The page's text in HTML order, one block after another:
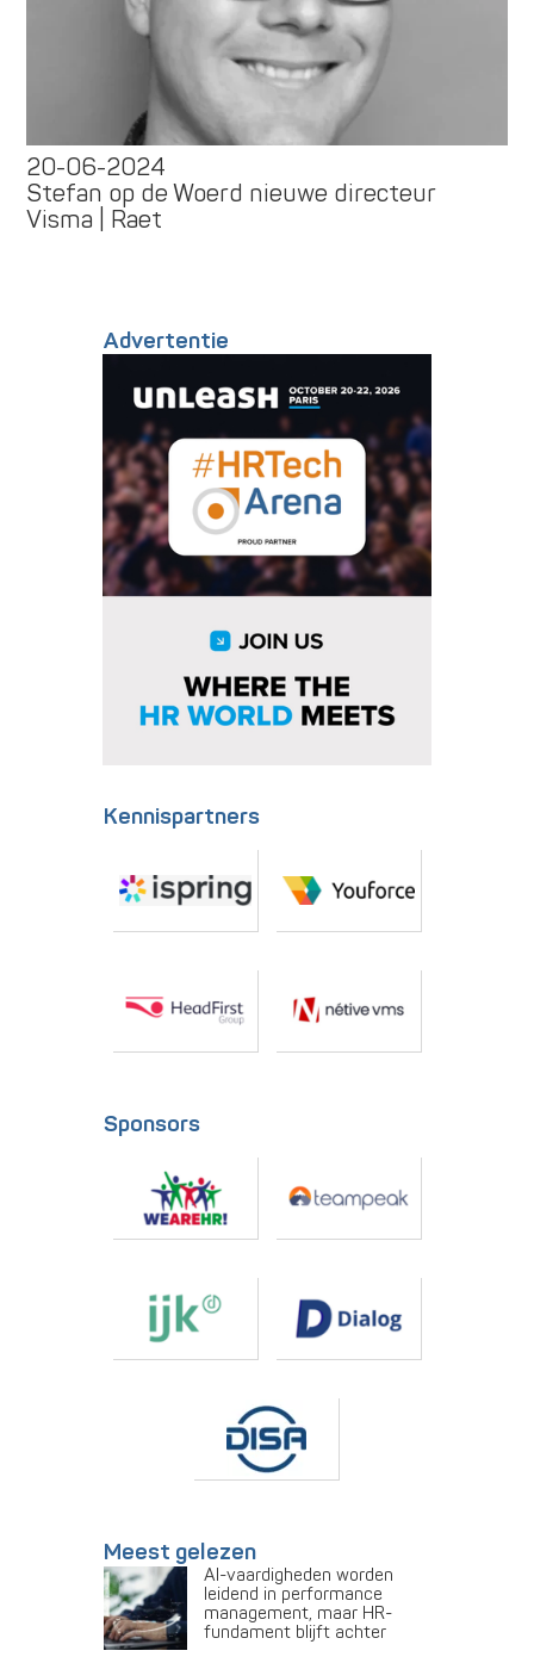
20-06-2024
Stefan op de Woerd nieuwe directeur
Visma | Raet
Advertentie
Kennispartners
Sponsors
Meest gelezen
AI-vaardigheden worden
leidend in performance
management, maar HR-
fundament blijft achter